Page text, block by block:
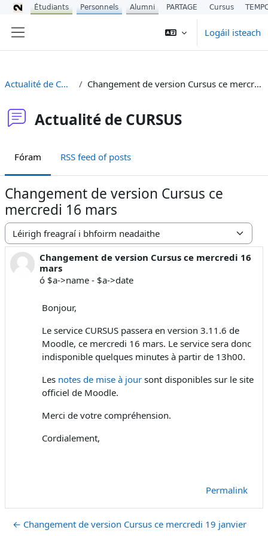
Logáil isteach
Actualité de CURSUS Changement de version Cursus ce mercredi 16 mars
Actualité de CURSUS
Fóram RSS feed of posts
Changement de version Cursus ce
mercredi 16 mars
Display mode
Changement de version Cursus ce mercredi 16
mars
ó $a->name - $a->date
Number of replies: 0
Bonjour,
Le service CURSUS passera en version 3.11.6 de
Moodle, ce mercredi 16 mars. Le service sera donc
indisponible quelques minutes à partir de 13h00.
Les notes de mise à jour sont disponibles sur le site
officiel de Moodle.
Merci de votre compréhension.
Cordialement,
Permalink
← Changement de version Cursus ce mercredi 19 janvier
Étudiants Personnels Alumni PARTAGE Cursus